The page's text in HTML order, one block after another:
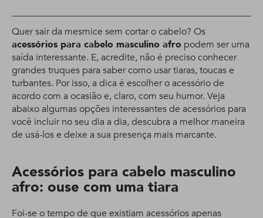
Quer sair da mesmice sem cortar o cabelo? Os
acessórios para cabelo masculino afro podem ser uma
saída interessante. E, acredite, não é preciso conhecer
grandes truques para saber como usar tiaras, toucas e
turbantes. Por isso, a dica é escolher o acessório de
acordo com a ocasião e, claro, com seu humor. Veja
abaixo algumas opções interessantes de acessórios para
você incluir no seu dia a dia, descubra a melhor maneira
de usá-los e deixe a sua presença mais marcante.
Acessórios para cabelo masculino
afro: ouse com uma tiara
Foi-se o tempo de que existiam acessórios apenas